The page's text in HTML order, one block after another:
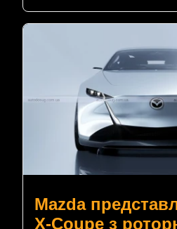
Mazda
X‑Coupe з